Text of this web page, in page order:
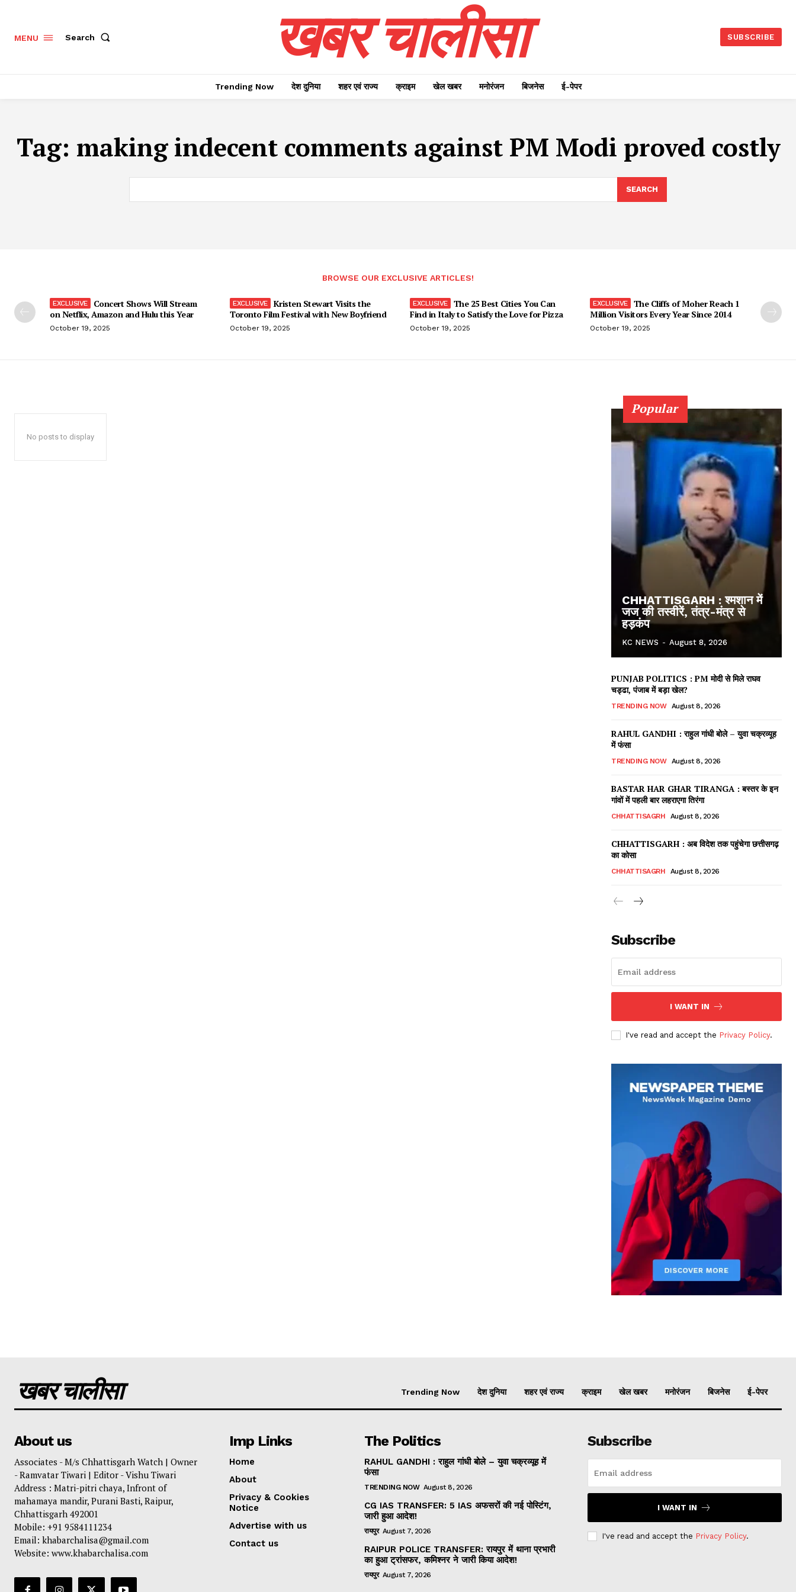
MENU Search खबर चालीसा SUBSCRIBE
Trending Now देश दुनिया शहर एवं राज्य क्राइम खेल खबर मनोरंजन बिजनेस ई-पेपर
Tag: making indecent comments against PM Modi proved costly
SEARCH
BROWSE OUR EXCLUSIVE ARTICLES!
Concert Shows Will Stream
on Netflix, Amazon and Hulu this Year
October 19, 2025
Kristen Stewart Visits the
Toronto Film Festival with New Boyfriend
October 19, 2025
The 25 Best Cities You Can
Find in Italy to Satisfy the Love for Pizza
October 19, 2025
The Cliffs of Moher Reach 1
Million Visitors Every Year Since 2014
October 19, 2025
No posts to display
Popular
CHHATTISGARH : श्मशान में
जज की तस्वीरें, तंत्र-मंत्र से
हड़कंप
KC NEWS - August 8, 2026
PUNJAB POLITICS : PM मोदी से मिले राघव
चड्ढा, पंजाब में बड़ा खेल?
TRENDING NOW August 8, 2026
RAHUL GANDHI : राहुल गांधी बोले – युवा चक्रव्यूह
में फंसा
TRENDING NOW August 8, 2026
BASTAR HAR GHAR TIRANGA : बस्तर के इन
गांवों में पहली बार लहराएगा तिरंगा
CHHATTISAGRH August 8, 2026
CHHATTISGARH : अब विदेश तक पहुंचेगा छत्तीसगढ़
का कोसा
CHHATTISAGRH August 8, 2026
Subscribe
I WANT IN
I've read and accept the Privacy Policy.
खबर चालीसा Trending Now देश दुनिया शहर एवं राज्य क्राइम खेल खबर मनोरंजन बिजनेस ई-पेपर
About us
Associates - M/s Chhattisgarh Watch | Owner
- Ramvatar Tiwari | Editor - Vishu Tiwari
Address : Matri-pitri chaya, Infront of
mahamaya mandir, Purani Basti, Raipur,
Chhattisgarh 492001
Mobile: +91 9584111234
Email: khabarchalisa@gmail.com
Website: www.khabarchalisa.com
Imp Links
Home
About
Privacy & Cookies
Notice
Advertise with us
Contact us
The Politics
RAHUL GANDHI : राहुल गांधी बोले – युवा चक्रव्यूह में
फंसा
TRENDING NOW August 8, 2026
CG IAS TRANSFER: 5 IAS अफसरों की नई पोस्टिंग,
जारी हुआ आदेश!
रायपुर August 7, 2026
RAIPUR POLICE TRANSFER: रायपुर में थाना प्रभारी
का हुआ ट्रांसफर, कमिश्नर ने जारी किया आदेश!
रायपुर August 7, 2026
Subscribe
I WANT IN
I've read and accept the Privacy Policy.